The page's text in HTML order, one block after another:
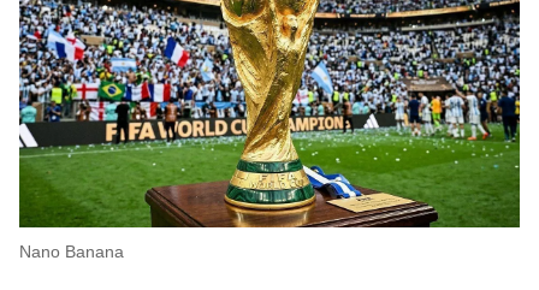
Nano Banana